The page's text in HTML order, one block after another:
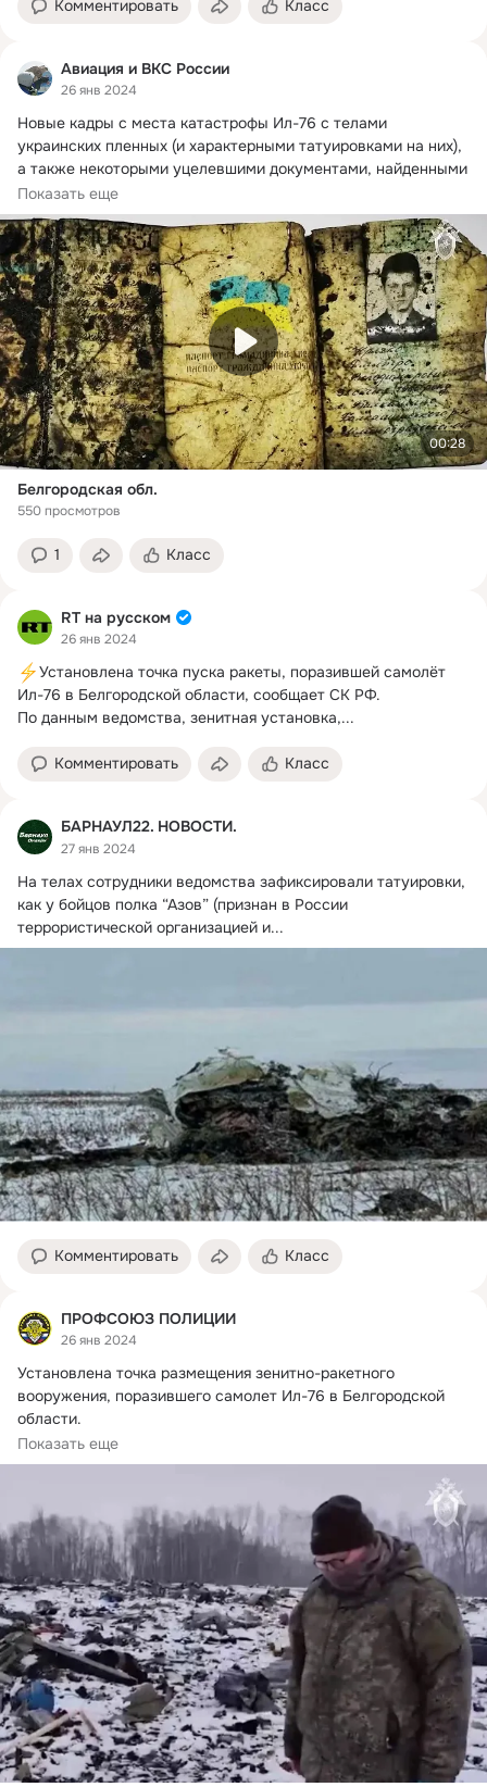
Комментировать Класс
Авиация и ВКС России
26 янв 2024
Новые кадры с места катастрофы Ил-76 с телами
украинских пленных (и характерными татуировками на них),
а также некоторыми уцелевшими документами, найденными
в ходе осмотра окрестностей и обломков.
Показать еще
00:28
Белгородская обл.
550 просмотров
1 Класс
RT на русском
26 янв 2024
Установлена точка пуска ракеты, поразившей самолёт
Ил-76 в Белгородской области, сообщает СК РФ.
По данным ведомства, зенитная установка,...
Комментировать Класс
БАРНАУЛ22. НОВОСТИ.
27 янв 2024
На телах сотрудники ведомства зафиксировали татуировки,
как у бойцов полка “Азов” (признан в России
террористической организацией и...
Комментировать Класс
ПРОФСОЮЗ ПОЛИЦИИ
26 янв 2024
Установлена точка размещения зенитно-ракетного
вооружения, поразившего самолет Ил-76 в Белгородской
области.
В рамках уголовного дела,...
Показать еще